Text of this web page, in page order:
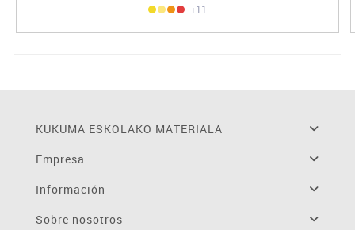
+11
KUKUMA ESKOLAKO MATERIALA
Empresa
Información
Sobre nosotros